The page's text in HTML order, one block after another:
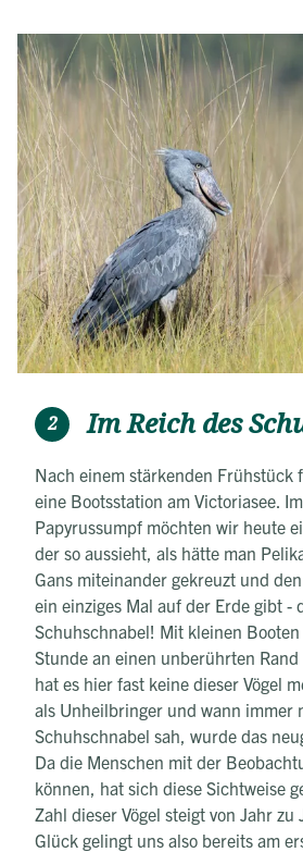
2 Im Reich des
Nach einem stärkenden Frühstück
eine Bootsstation am Victoriasee.
Papyrussumpf möchten wir heute
der so aussieht, als hätte man
Gans miteinander gekreuzt und
ein einziges Mal auf der Erde gibt -
Schuhschnabel! Mit kleinen
Stunde an einen unberührten Rand
hat es hier fast keine dieser Vögel
als Unheilbringer und wann immer
Schuhschnabel sah, wurde das
Da die Menschen mit der
können, hat sich diese Sichtweise
Zahl dieser Vögel steigt von Jahr zu
Glück gelingt uns also bereits am